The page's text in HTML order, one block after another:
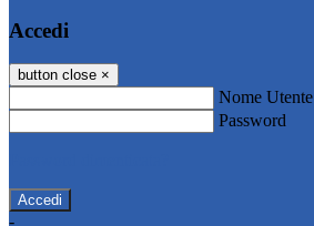
Accedi
button close ×
Nome Utente
Password
-